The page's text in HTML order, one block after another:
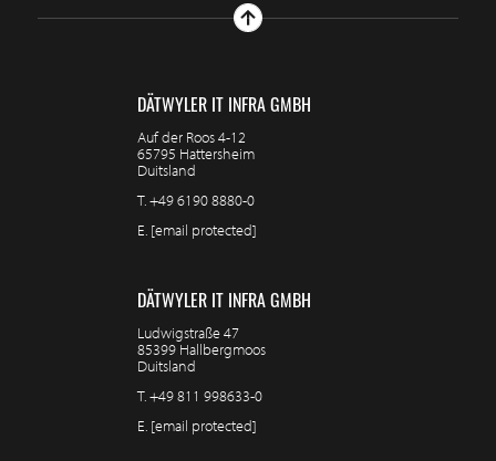
DÄTWYLER IT INFRA GMBH
Auf der Roos 4-12
65795 Hattersheim
Duitsland
T.+49 6190 8880-0
E. [email protected]
DÄTWYLER IT INFRA GMBH
Ludwigstraße 47
85399 Hallbergmoos
Duitsland
T.+49 811 998633-0
E. [email protected]